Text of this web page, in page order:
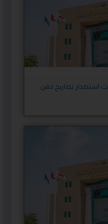
استصدار تصاريح دفن